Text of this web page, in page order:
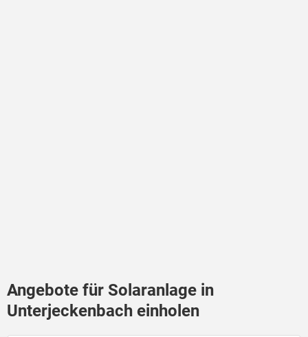
Angebote für Solaranlage in
Unterjeckenbach einholen